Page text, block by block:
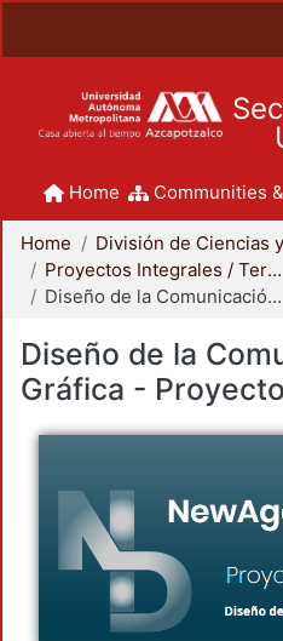
Home Communities
Home
Proyectos Integrales / Terminales - Licenciatura
Diseño de la Comunicación Gráfica - Proyectos Integrales
Diseño de la
Gráfica -